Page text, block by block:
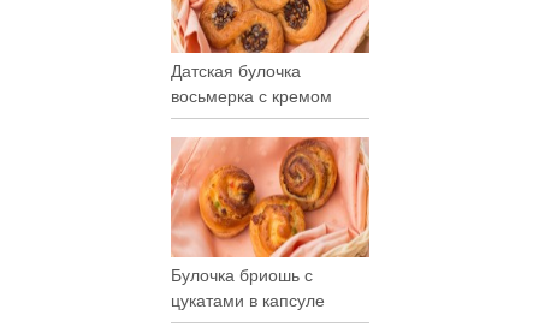
Датская булочка
восьмерка с кремом
Булочка бриошь с
цукатами в капсуле